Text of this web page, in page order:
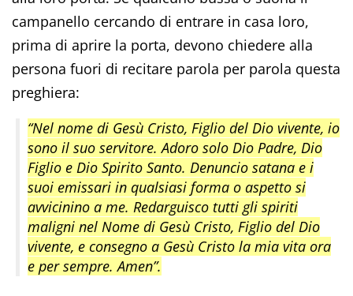
campanello cercando di entrare in casa loro,
prima di aprire la porta, devono chiedere alla
persona fuori di recitare parola per parola questa
preghiera:
“Nel nome di Gesù Cristo, Figlio del Dio vivente, io
sono il suo servitore. Adoro solo Dio Padre, Dio
Figlio e Dio Spirito Santo. Denuncio satana e i
suoi emissari in qualsiasi forma o aspetto si
avvicinino a me. Redarguisco tutti gli spiriti
maligni nel Nome di Gesù Cristo, Figlio del Dio
vivente, e consegno a Gesù Cristo la mia vita ora
e per sempre. Amen”.